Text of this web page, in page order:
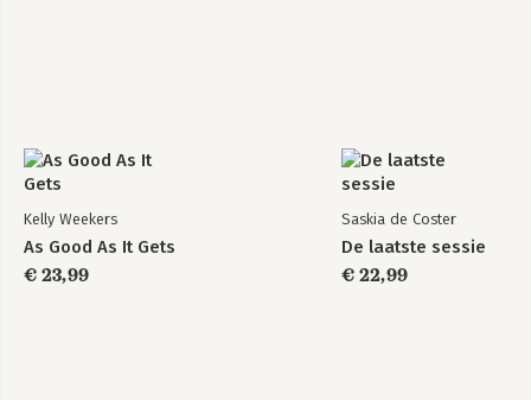
Kelly Weekers
As Good As It Gets
€ 23,99
Saskia de Coster
De laatste sessie
€ 22,99